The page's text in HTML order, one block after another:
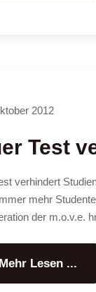
2012
Test
verhindert
mehr
der m.o.v.e.
Mehr Lesen ...